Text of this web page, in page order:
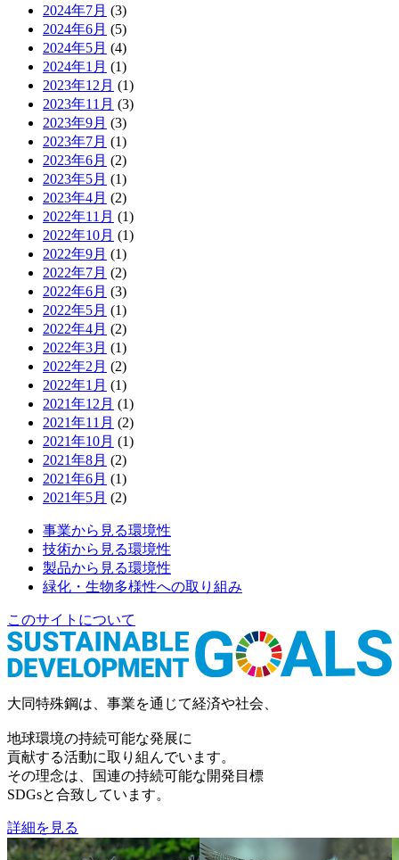
2024年7月 (3)
2024年6月 (5)
2024年5月 (4)
2024年1月 (1)
2023年12月 (1)
2023年11月 (3)
2023年9月 (3)
2023年7月 (1)
2023年6月 (2)
2023年5月 (1)
2023年4月 (2)
2022年11月 (1)
2022年10月 (1)
2022年9月 (1)
2022年7月 (2)
2022年6月 (3)
2022年5月 (1)
2022年4月 (2)
2022年3月 (1)
2022年2月 (2)
2022年1月 (1)
2021年12月 (1)
2021年11月 (2)
2021年10月 (1)
2021年8月 (2)
2021年6月 (1)
2021年5月 (2)
事業から見る環境性
技術から見る環境性
製品から見る環境性
緑化・生物多様性への取り組み
このサイトについて
大同特殊鋼は、事業を通じて経済や社会、
地球環境の持続可能な発展に
貢献する活動に取り組んでいます。
その理念は、国連の持続可能な開発目標
SDGsと合致しています。
詳細を見る